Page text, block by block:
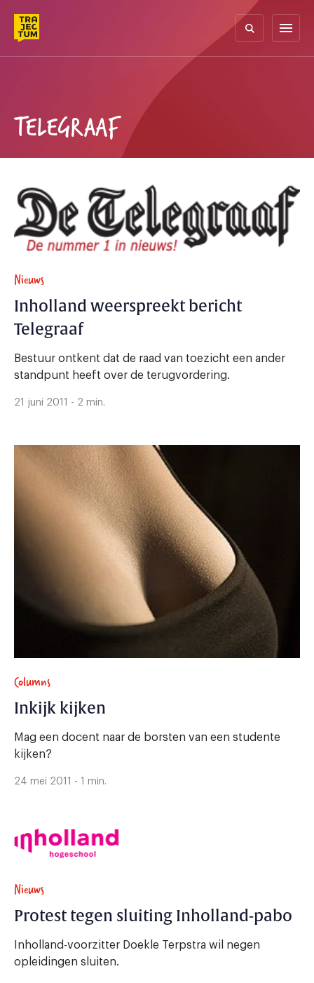
content
menu
TELEGRAAF
Nieuws
Inholland weerspreekt bericht
Telegraaf
Bestuur ontkent dat de raad van toezicht een ander
standpunt heeft over de terugvordering.
21 juni 2011 - 2 min.
Columns
Inkijk kijken
Mag een docent naar de borsten van een studente
kijken?
24 mei 2011 - 1 min.
Nieuws
Protest tegen sluiting Inholland-pabo
Inholland-voorzitter Doekle Terpstra wil negen
opleidingen sluiten.